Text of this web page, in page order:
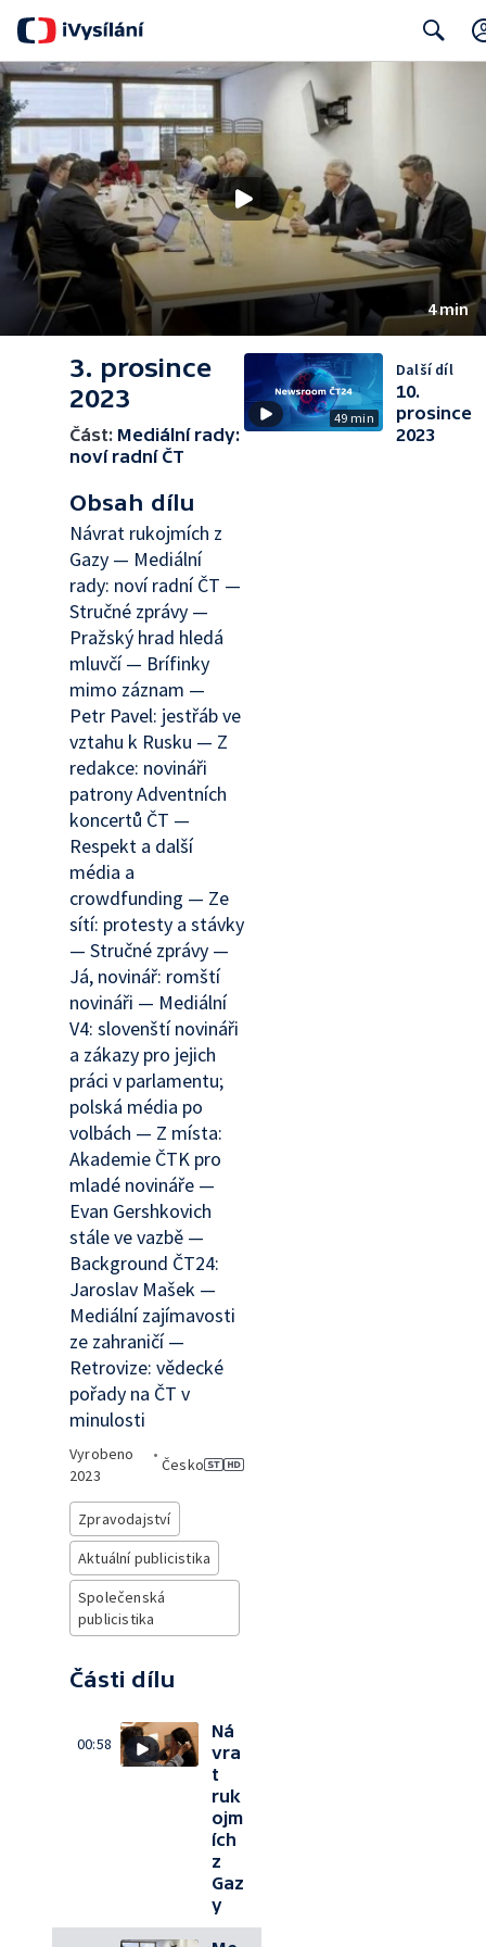
4 min
3. prosince
2023
Část: Mediální rady:
noví radní ČT
Obsah dílu
Návrat rukojmích z
Gazy — Mediální
rady: noví radní ČT —
Stručné zprávy —
Pražský hrad hledá
mluvčí — Brífinky
mimo záznam —
Petr Pavel: jestřáb ve
vztahu k Rusku — Z
redakce: novináři
patrony Adventních
koncertů ČT —
Respekt a další
média a
crowdfunding — Ze
sítí: protesty a stávky
— Stručné zprávy —
Já, novinář: romští
novináři — Mediální
V4: slovenští novináři
a zákazy pro jejich
práci v parlamentu;
polská média po
volbách — Z místa:
Akademie ČTK pro
mladé novináře —
Evan Gershkovich
stále ve vazbě —
Background ČT24:
Jaroslav Mašek —
Mediální zajímavosti
ze zahraničí —
Retrovize: vědecké
pořady na ČT v
minulosti
Vyrobeno
2023
•
Česko
Zpravodajství
Aktuální publicistika
Společenská
publicistika
Části dílu
00:58
Ná
vra
t
ruk
ojm
ích
z
Gaz
y
49 min
Další díl
10.
prosince
2023